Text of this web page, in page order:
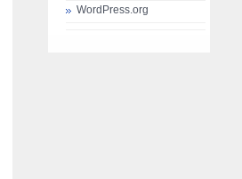
WordPress.org